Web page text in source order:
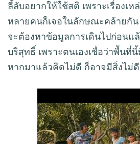
ลี้ลับอยากให้ใช้สติ เพราะเรื่องเห
หลายคนก็เจอในลักษณะคล้ายกั
จะต้องหาข้อมูลการเดินไปก่อนแ
บริสุทธิ์ เพราะตนเองเชื่อว่าพื้นที่
หากมาแล้วคิดไม่ดี ก็อาจมีสิ่งไม่